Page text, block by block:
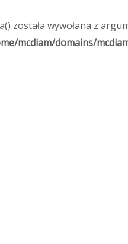
została wywołana z
mcdiam/domains/